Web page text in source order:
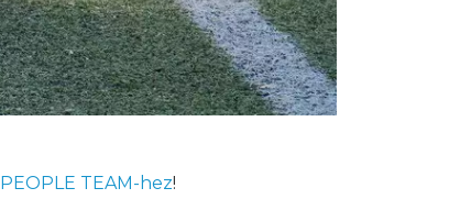
PEOPLE TEAM-hez!